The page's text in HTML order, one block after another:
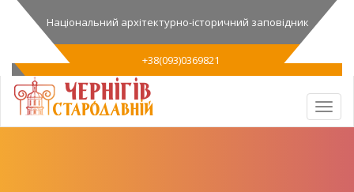
Національний архітектурно-історичний заповідник
+38(093)0369821